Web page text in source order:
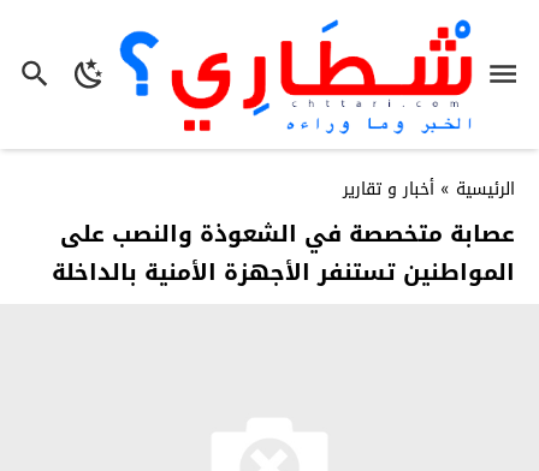
الرئيسية » أخبار و تقارير
عصابة متخصصة في الشعوذة والنصب على
المواطنين تستنفر الأجهزة الأمنية بالداخلة